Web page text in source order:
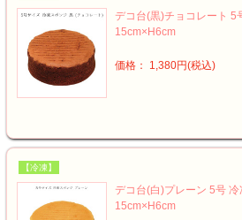
デコ台(黒)チョコレート 5
15cm×H6cm
価格： 1,380円(税込)
【冷凍】
デコ台(白)プレーン 5号
15cm×H6cm